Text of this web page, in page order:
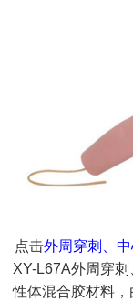
点击外周穿刺、
XY-L67A外周穿
性体混合胶材料，